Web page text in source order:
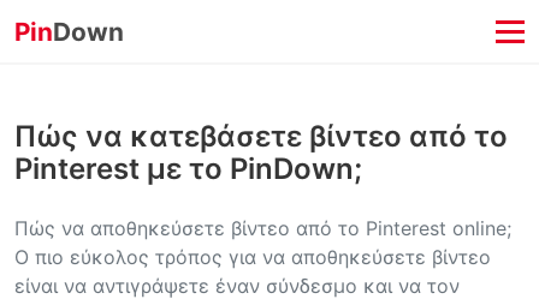
PinDown
Πώς να κατεβάσετε βίντεο από το
Pinterest με το PinDown;
Πώς να αποθηκεύσετε βίντεο από το Pinterest online;
Ο πιο εύκολος τρόπος για να αποθηκεύσετε βίντεο
είναι να αντιγράψετε έναν σύνδεσμο και να τον